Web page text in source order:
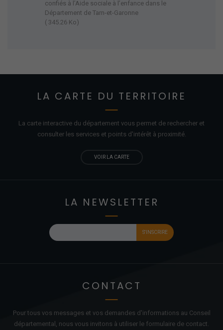
confiés à l’Aide sociale à l’enfance dans le
Département de Tarn-et-Garonne
( 345.26 Ko)
LA CARTE DU TERRITOIRE
La carte interactive du département vous permet de rechercher et
consulter les services et points d'intérêt à proximité.
VOIR LA CARTE
LA NEWSLETTER
CONTACT
Pour tous vos messages et vos demandes d'informations au Conseil
départemental, nous vous invitons à utiliser le formulaire de contact.